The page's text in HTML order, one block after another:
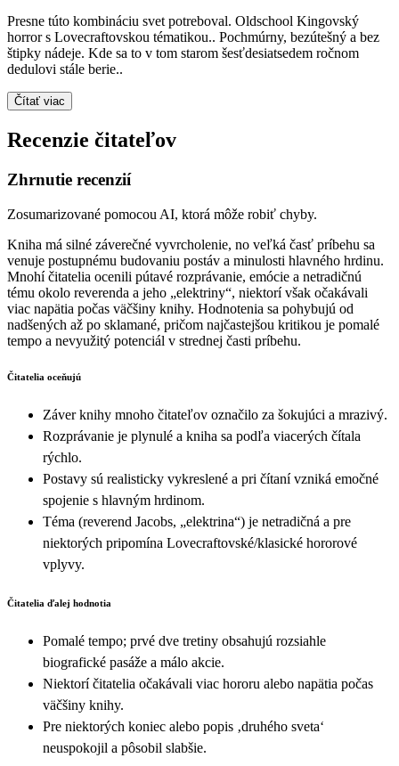
Presne túto kombináciu svet potreboval. Oldschool Kingovský
horror s Lovecraftovskou tématikou.. Pochmúrny, bezútešný a bez
štipky nádeje. Kde sa to v tom starom šesťdesiatsedem ročnom
dedulovi stále berie..
Čítať viac
Recenzie čitateľov
Zhrnutie recenzií
Zosumarizované pomocou AI, ktorá môže robiť chyby.
Kniha má silné záverečné vyvrcholenie, no veľká časť príbehu sa
venuje postupnému budovaniu postáv a minulosti hlavného hrdinu.
Mnohí čitatelia ocenili pútavé rozprávanie, emócie a netradičnú
tému okolo reverenda a jeho „elektriny“, niektorí však očakávali
viac napätia počas väčšiny knihy. Hodnotenia sa pohybujú od
nadšených až po sklamané, pričom najčastejšou kritikou je pomalé
tempo a nevyužitý potenciál v strednej časti príbehu.
Čitatelia oceňujú
Záver knihy mnoho čitateľov označilo za šokujúci a mrazivý.
Rozprávanie je plynulé a kniha sa podľa viacerých čítala
rýchlo.
Postavy sú realisticky vykreslené a pri čítaní vzniká emočné
spojenie s hlavným hrdinom.
Téma (reverend Jacobs, „elektrina“) je netradičná a pre
niektorých pripomína Lovecraftovské/klasické hororové
vplyvy.
Čitatelia ďalej hodnotia
Pomalé tempo; prvé dve tretiny obsahujú rozsiahle
biografické pasáže a málo akcie.
Niektorí čitatelia očakávali viac hororu alebo napätia počas
väčšiny knihy.
Pre niektorých koniec alebo popis ‚druhého sveta‘
neuspokojil a pôsobil slabšie.